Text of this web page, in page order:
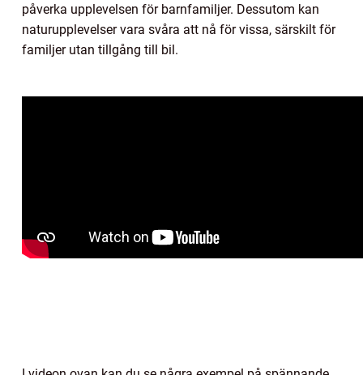
påverka upplevelsen för barnfamiljer. Dessutom kan
naturupplevelser vara svåra att nå för vissa, särskilt för
familjer utan tillgång till bil.